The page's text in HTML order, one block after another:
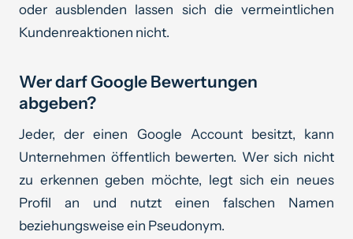
oder ausblenden lassen sich die vermeintlichen
Kundenreaktionen nicht.
Wer darf Google Bewertungen
abgeben?
Jeder, der einen Google Account besitzt, kann
Unternehmen öffentlich bewerten. Wer sich nicht
zu erkennen geben möchte, legt sich ein neues
Profil an und nutzt einen falschen Namen
beziehungsweise ein Pseudonym.